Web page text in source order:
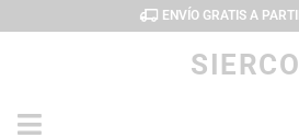
ENVÍO GRATIS A
SIERCO